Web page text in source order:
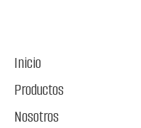
Inicio
Productos
Nosotros